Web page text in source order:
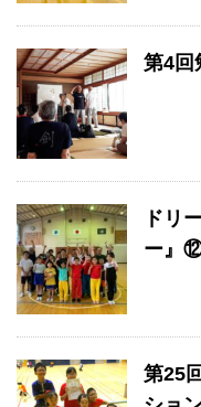
第4回
ドリ
ー』
第25